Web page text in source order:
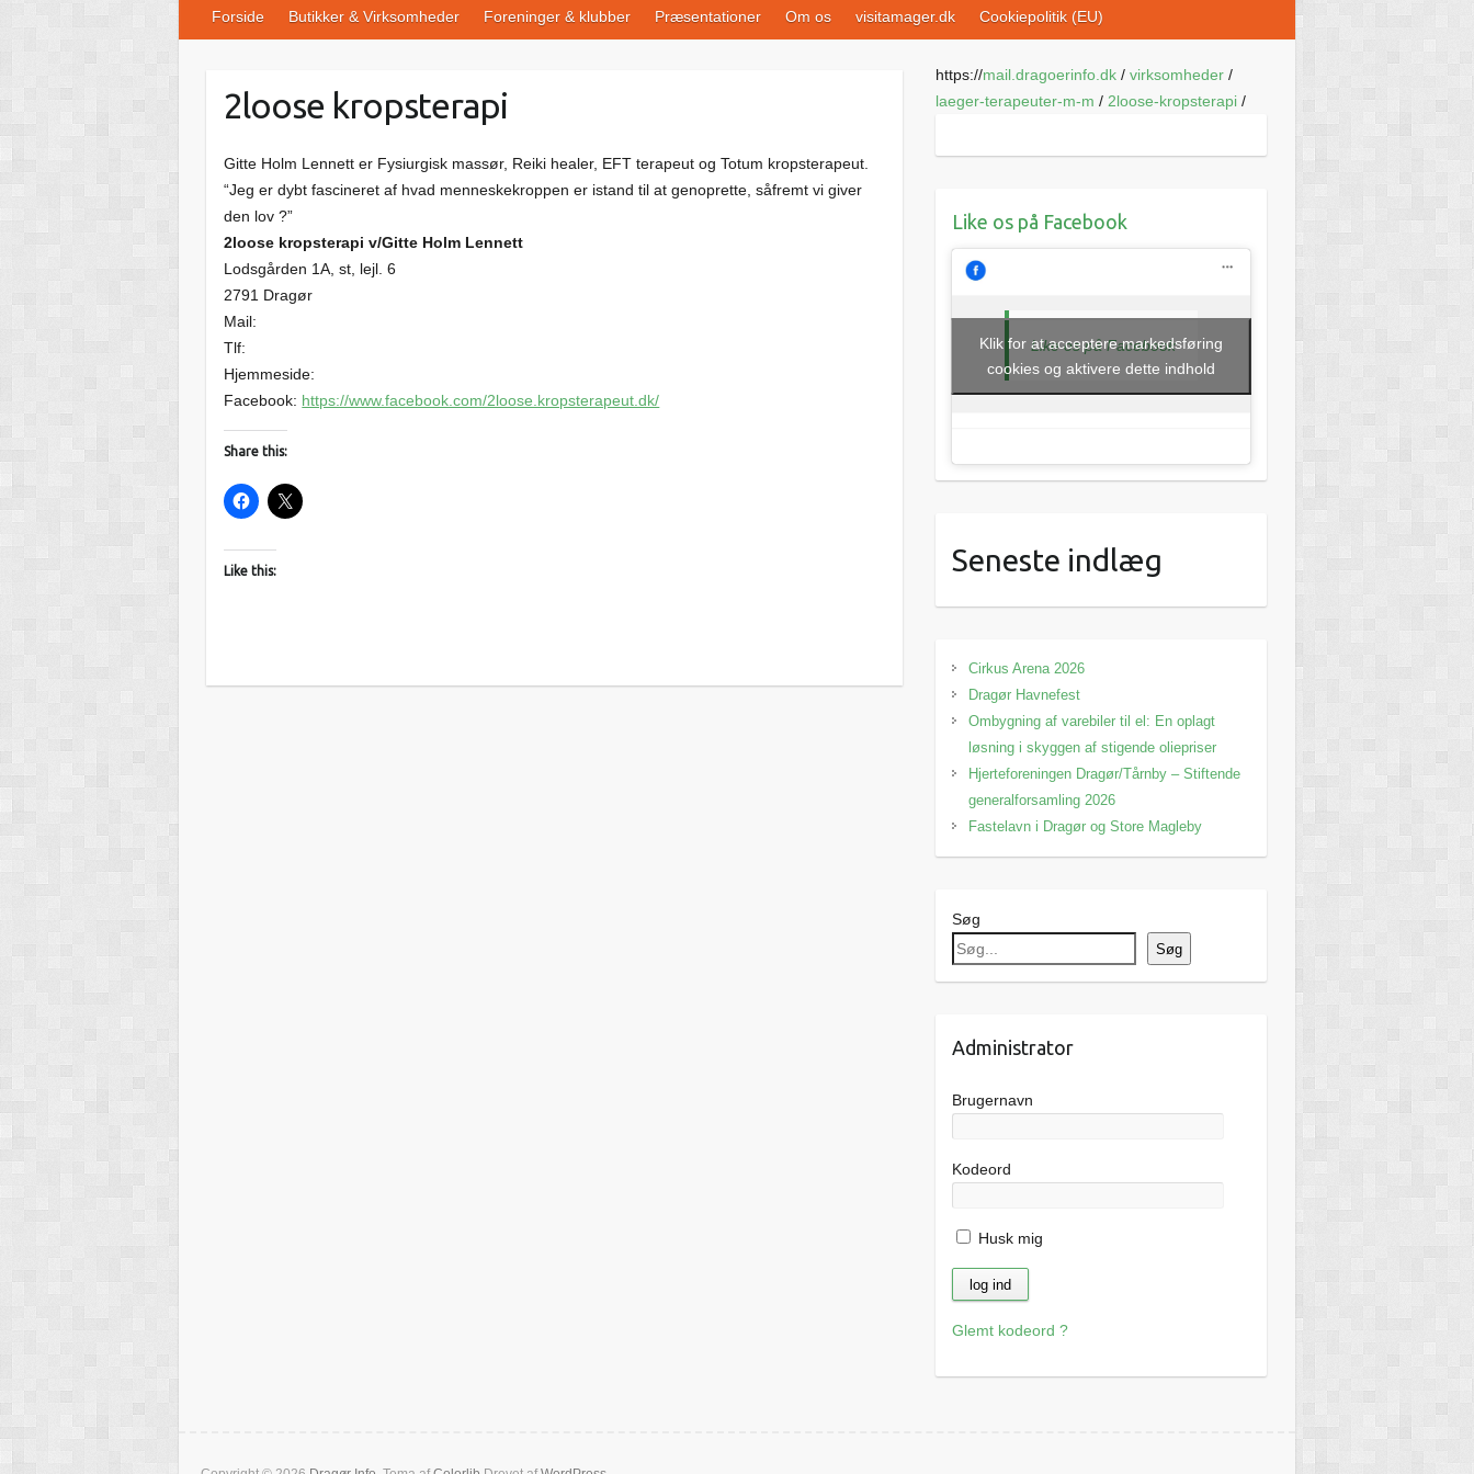
Forside Butikker & Virksomheder Foreninger & klubber Præsentationer Om os visitamager.dk Cookiepolitik (EU)
2loose kropsterapi
Gitte Holm Lennett er Fysiurgisk massør, Reiki healer, EFT terapeut og Totum kropsterapeut.
“Jeg er dybt fascineret af hvad menneskekroppen er istand til at genoprette, såfremt vi giver
den lov ?”
2loose kropsterapi v/Gitte Holm Lennett
Lodsgården 1A, st, lejl. 6
2791 Dragør
Mail:
Tlf:
Hjemmeside:
Facebook: https://www.facebook.com/2loose.kropsterapeut.dk/
Share this:
Like this:
https://mail.dragoerinfo.dk/ virksomheder/
laeger-terapeuter-m-m / 2loose-kropsterapi/
Like os på Facebook
Like os på Facebook
Klik for at acceptere markedsføring
cookies og aktivere dette indhold
Seneste indlæg
Cirkus Arena 2026
Dragør Havnefest
Ombygning af varebiler til el: En oplagt
løsning i skyggen af stigende oliepriser
Hjerteforeningen Dragør/Tårnby – Stiftende
generalforsamling 2026
Fastelavn i Dragør og Store Magleby
Søg
Søg
Administrator
Brugernavn
Kodeord
Husk mig
Glemt kodeord ?